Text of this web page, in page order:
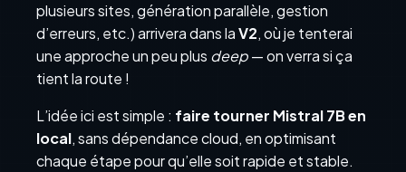
plusieurs sites, génération parallèle, gestion
d’erreurs, etc.) arrivera dans laV2, où je tenterai
une approche un peu plus deep— on verra si ça
tient la route !
L’idée ici est simple : faire tourner Mistral 7B en
local, sans dépendance cloud, en optimisant
chaque étape pour qu’elle soit rapide et stable.